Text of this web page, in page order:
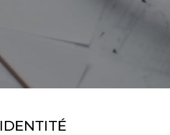
IDENTITÉ